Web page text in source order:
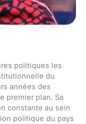
politiques les
du
années des
premier plan. Sa
constante au sein
politique du pays